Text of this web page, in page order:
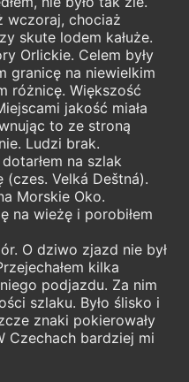
wczoraj, chociaż
skute lodem kałuże.
Orlickie. Celem były
granicę na niewielkim
różnicę. Większość
jakość miała
to ze stroną
Ludzi brak.
na szlak
(czes. Velká Deštná).
Morskie Oko.
na wieżę i porobiłem
O dziwo zjazd nie był
kilka
podjazdu. Za nim
szlaku. Było ślisko i
znaki pokierowały
Czechach bardziej mi